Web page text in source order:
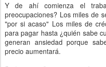
Y de ahí comienza el
preocupaciones? Los miles de
"por si acaso" Los miles de
para pagar hasta ¿quién sabe
generan ansiedad porque
precio aumentará.